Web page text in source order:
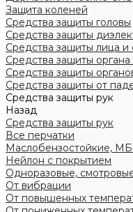
Защита коленей
Средства защиты головы
Средства защиты
Средства защиты лица и
Средства защиты органа
Средства защиты
Средства защиты от
Средства защиты рук
Назад
Средства защиты рук
Все перчатки
Маслобензостойкие,
Нейлон с покрытием
Одноразовые,
От вибрации
От повышенных